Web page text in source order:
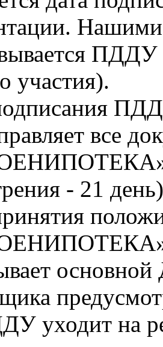
участия).
все
- 21 день)
уходит на